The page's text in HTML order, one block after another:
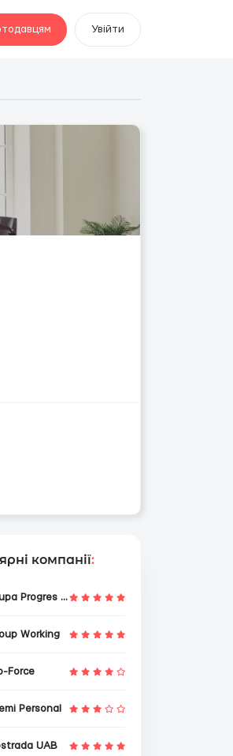
Увійти
компанії:
Grupa Progres Sp. z o.o.
Working
Force
Personal
UAB